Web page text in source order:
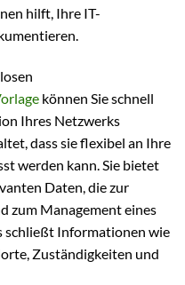
hilft, Ihre IT-
können Sie schnell
Ihres Netzwerks
dass sie flexibel an Ihre
werden kann. Sie bietet
Daten, die zur
zum Management eines
schließt Informationen wie
Zuständigkeiten und